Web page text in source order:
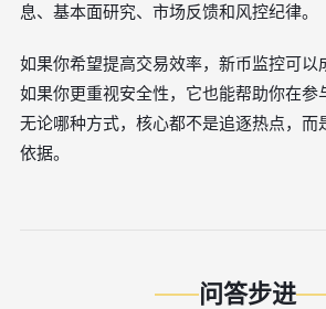
息、基本面研究、市场反馈和风控纪律。
如果你希望提高交易效率，新币监控可以
如果你更重视安全性，它也能帮助你在参
无论哪种方式，核心都不是追逐热点，而
依据。
问答步进